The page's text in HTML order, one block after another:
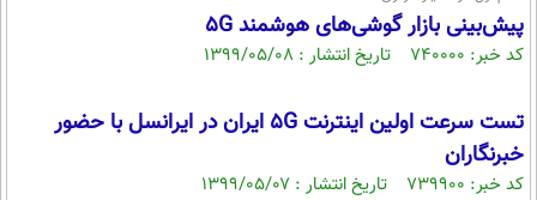
پیش‌بینی بازار گوشی‌های هوشمند 5G
کد خبر: ۷۴۰۰۰۰ تاریخ انتشار : ۱۳۹۹/۰۵/۰۸
تست سرعت اولین اینترنت 5G ایران در ایرانسل با حضور
خبرنگاران
کد خبر: ۷۳۹۹۰۰ تاریخ انتشار : ۱۳۹۹/۰۵/۰۷